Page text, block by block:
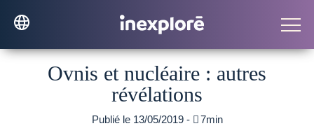
Ovnis et nucléaire : autres
révélations
Publié le 13/05/2019 - 7min